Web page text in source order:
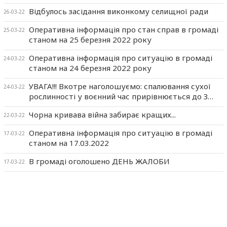
26-03-22 Відбулось засідання виконкому селищної ради
25-03-22 Оперативна інформація про стан справ в громаді
станом на 25 березня 2022 року
24-03-22 Оперативна інформація про ситуацію в громаді
станом на 24 березня 2022 року
24-03-22 УВАГА!!! Вкотре наголошуємо: спалювання сухої
рослинності у воєнний час прирівнюється до З…
22-03-22 Чорна кривава війна забирає кращих...
17-03-22 Оперативна інформація про ситуацію в громаді
станом на 17.03.2022
17-03-22 В громаді оголошено ДЕНЬ ЖАЛОБИ